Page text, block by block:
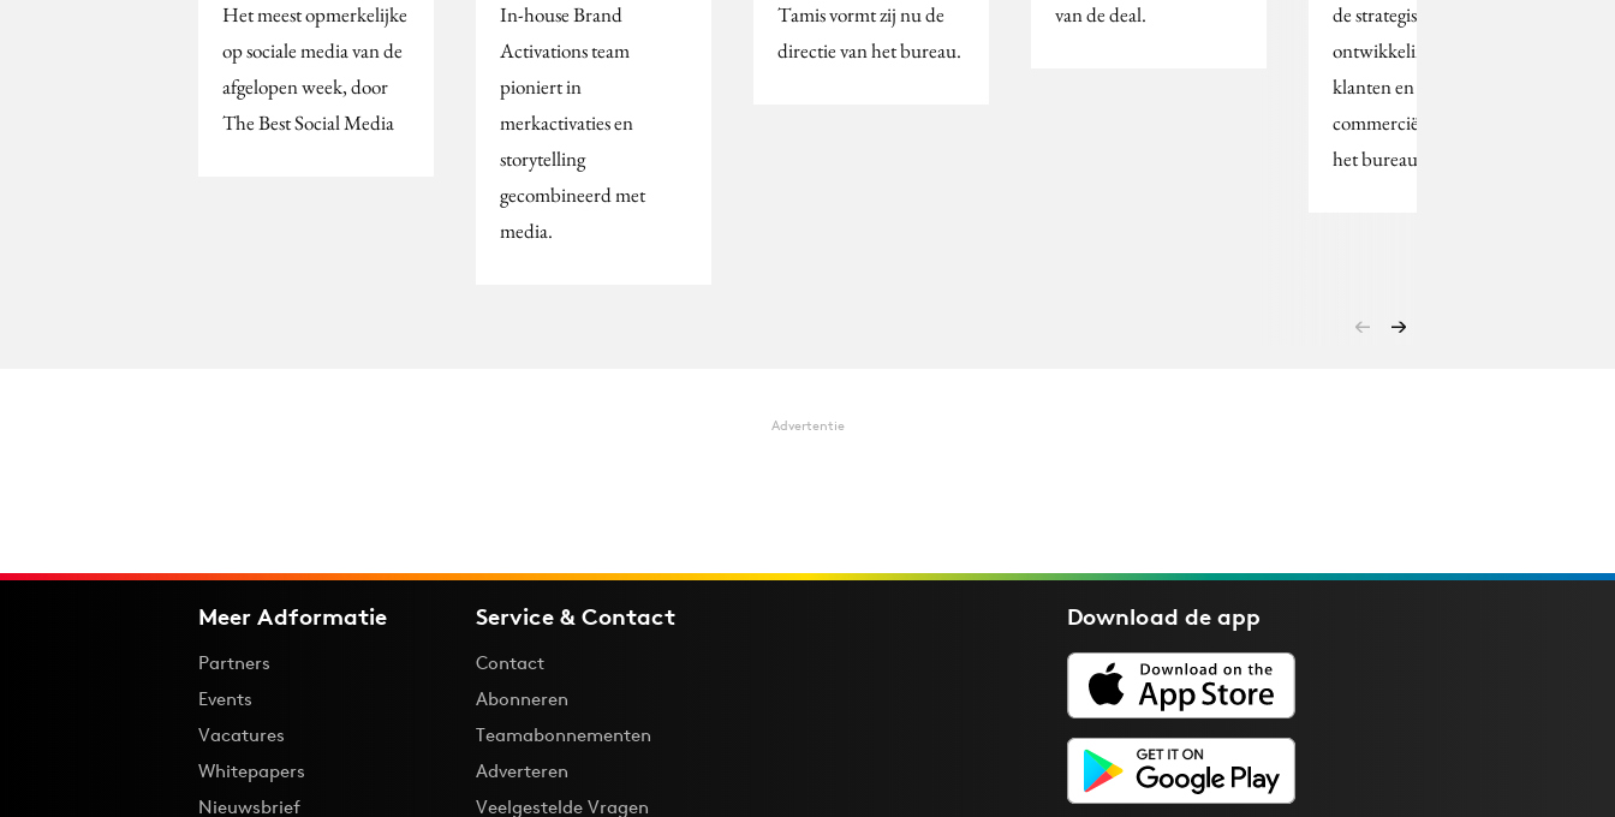
Het meest opmerkelijke
op sociale media van de
afgelopen week, door
The Best Social Media
In-house Brand
Activations team
pioniert in
merkactivaties en
storytelling
gecombineerd met
media.
Tamis vormt zij nu de
directie van het bureau.
van de deal.
de strategische
ontwikkeling van
klanten en de
commerciële groei van
het bureau.
Advertentie
Meer Adformatie
Partners
Events
Vacatures
Whitepapers
Nieuwsbrief
Service & Contact
Contact
Abonneren
Teamabonnementen
Adverteren
Veelgestelde Vragen
Download deapp